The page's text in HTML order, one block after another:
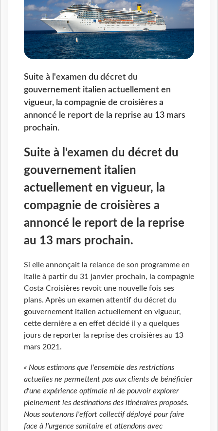
Suite à l'examen du décret du
gouvernement italien actuellement en
vigueur, la compagnie de croisières a
annoncé le report de la reprise au 13 mars
prochain.
Suite à l'examen du décret du
gouvernement italien
actuellement en vigueur, la
compagnie de croisières a
annoncé le report de la reprise
au 13 mars prochain.
Si elle annonçait la relance de son programme en
Italie à partir du 31 janvier prochain, la compagnie
Costa Croisières revoit une nouvelle fois ses
plans. Après un examen attentif du décret du
gouvernement italien actuellement en vigueur,
cette dernière a en effet décidé il y a quelques
jours de reporter la reprise des croisières au 13
mars 2021.
« Nous estimons que l'ensemble des restrictions
actuelles ne permettent pas aux clients de bénéficier
d'une expérience optimale ni de pouvoir explorer
pleinement les destinations des itinéraires proposés.
Nous soutenons l'effort collectif déployé pour faire
face à l'urgence sanitaire et attendons avec